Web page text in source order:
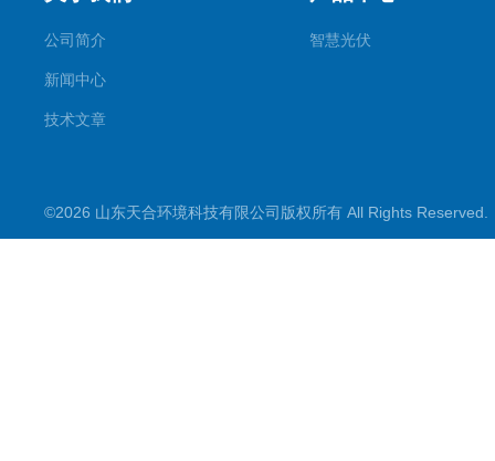
公司简介
新闻中心
技术文章
智慧光伏
©2026 山东天合环境科技有限公司版权所有 All Rights